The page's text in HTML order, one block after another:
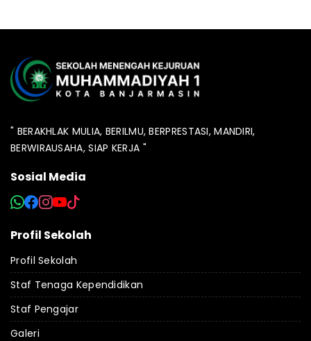
" BERAKHLAK MULIA, BERILMU, BERPRESTASI, MANDIRI,
BERWIRAUSAHA, SIAP KERJA "
Sosial Media
Profil Sekolah
Profil Sekolah
Staf Tenaga Kependidikan
Staf Pengajar
Galeri